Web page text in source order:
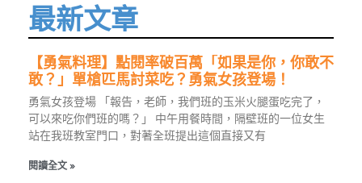
最新文章
【勇氣料理】點閱率破百萬「如果是你，你敢不
敢？」單槍匹馬討菜吃？勇氣女孩登場！
勇氣女孩登場 「報告，老師，我們班的玉米火腿蛋吃完了，
可以來吃你們班的嗎？」 中午用餐時間，隔壁班的一位女生
站在我班教室門口，對著全班提出這個直接又有
閱讀全文 »